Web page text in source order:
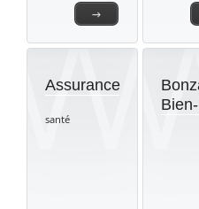
→
Assurance
santé